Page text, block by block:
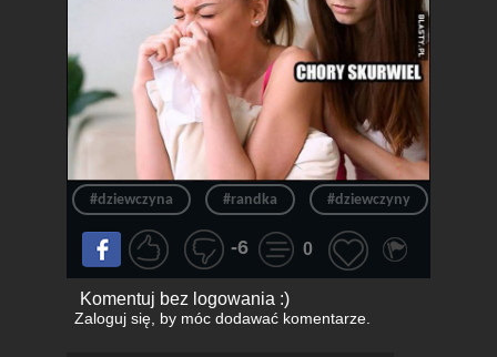
#dziewczyna #randka #dziewczyny
-6 0
Komentuj bez logowania :)
Zaloguj się, by móc dodawać komentarze.